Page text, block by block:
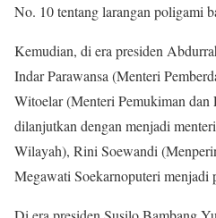
No. 10 tentang larangan poligami
Kemudian, di era presiden
Indar Parawansa (Menteri
Witoelar (Menteri Pemukiman dan
dilanjutkan dengan menjadi
Wilayah), Rini Soewandi
Megawati Soekarnoputeri menjadi